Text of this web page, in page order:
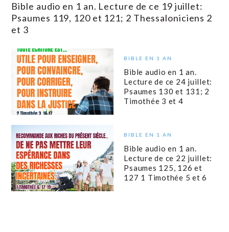
Bible audio en 1 an. Lecture de ce 19 juillet:
Psaumes 119, 120 et 121; 2 Thessaloniciens 2
et 3
BIBLE EN 1 AN
Bible audio en 1 an.
Lecture de ce 24 juillet:
Psaumes 130 et 131; 2
Timothée 3 et 4
BIBLE EN 1 AN
Bible audio en 1 an.
Lecture de ce 22 juillet:
Psaumes 125, 126 et
127 1 Timothée 5 et 6